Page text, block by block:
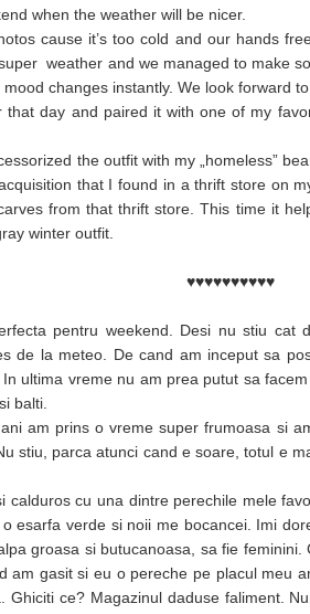
when the weather will be nicer.
cause it’s too cold and our hands
weather and we managed to make
mood changes instantly. We look forward
that day and paired it with one of my
the outfit with my „homeless”
that I found in a thrift store on
from that thrift store. This time it
winter outfit.
♥♥♥♥♥♥♥♥♥♥
pentru weekend. Desi nu stiu cat
de la meteo. De cand am inceput sa
ultima vreme nu am prea putut sa
balti.
am prins o vreme super frumoasa si
stiu, parca atunci cand e soare, totul e
calduros cu una dintre perechile mele
esarfa verde si noii me bocancei. Imi
groasa si butucanoasa, sa fie
am gasit si eu o pereche pe placul meu
Ghiciti ce? Magazinul daduse faliment.